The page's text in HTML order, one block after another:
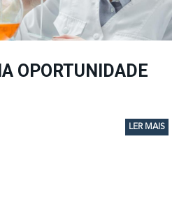
OPORTUNIDADE
LER MAIS